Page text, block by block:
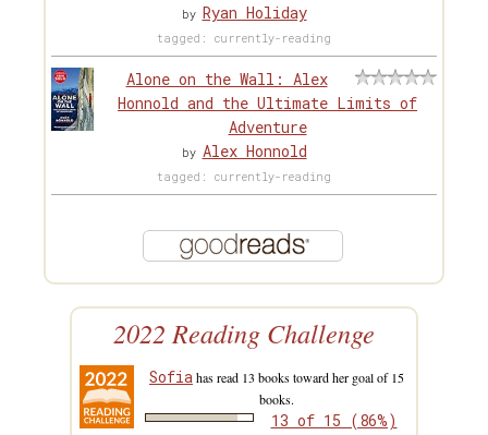
by Ryan Holiday
tagged: currently-reading
Alone on the Wall: Alex
Honnold and the Ultimate Limits of
Adventure
by Alex Honnold
tagged: currently-reading
2022 Reading Challenge
Sofia has read 13 books toward her goal of 15
books.
13 of 15 (86%)